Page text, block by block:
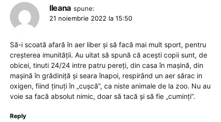
Ileana spune:
21 noiembrie 2022 la 15:50
Să-i scoată afară în aer liber și să facă mai mult sport, pentru
creșterea imunității. Au uitat să spună că acești copii sunt, de
obicei, tinuti 24/24 intre patru pereți, din casa în mașină, din
mașină în grădiniță și seara înapoi, respirând un aer sărac in
oxigen, fiind ținuți în „cușcă”, ca niste animale de la zoo. Nu au
voie sa facă absolut nimic, doar să tacă și să fie „cuminți”.
Reply